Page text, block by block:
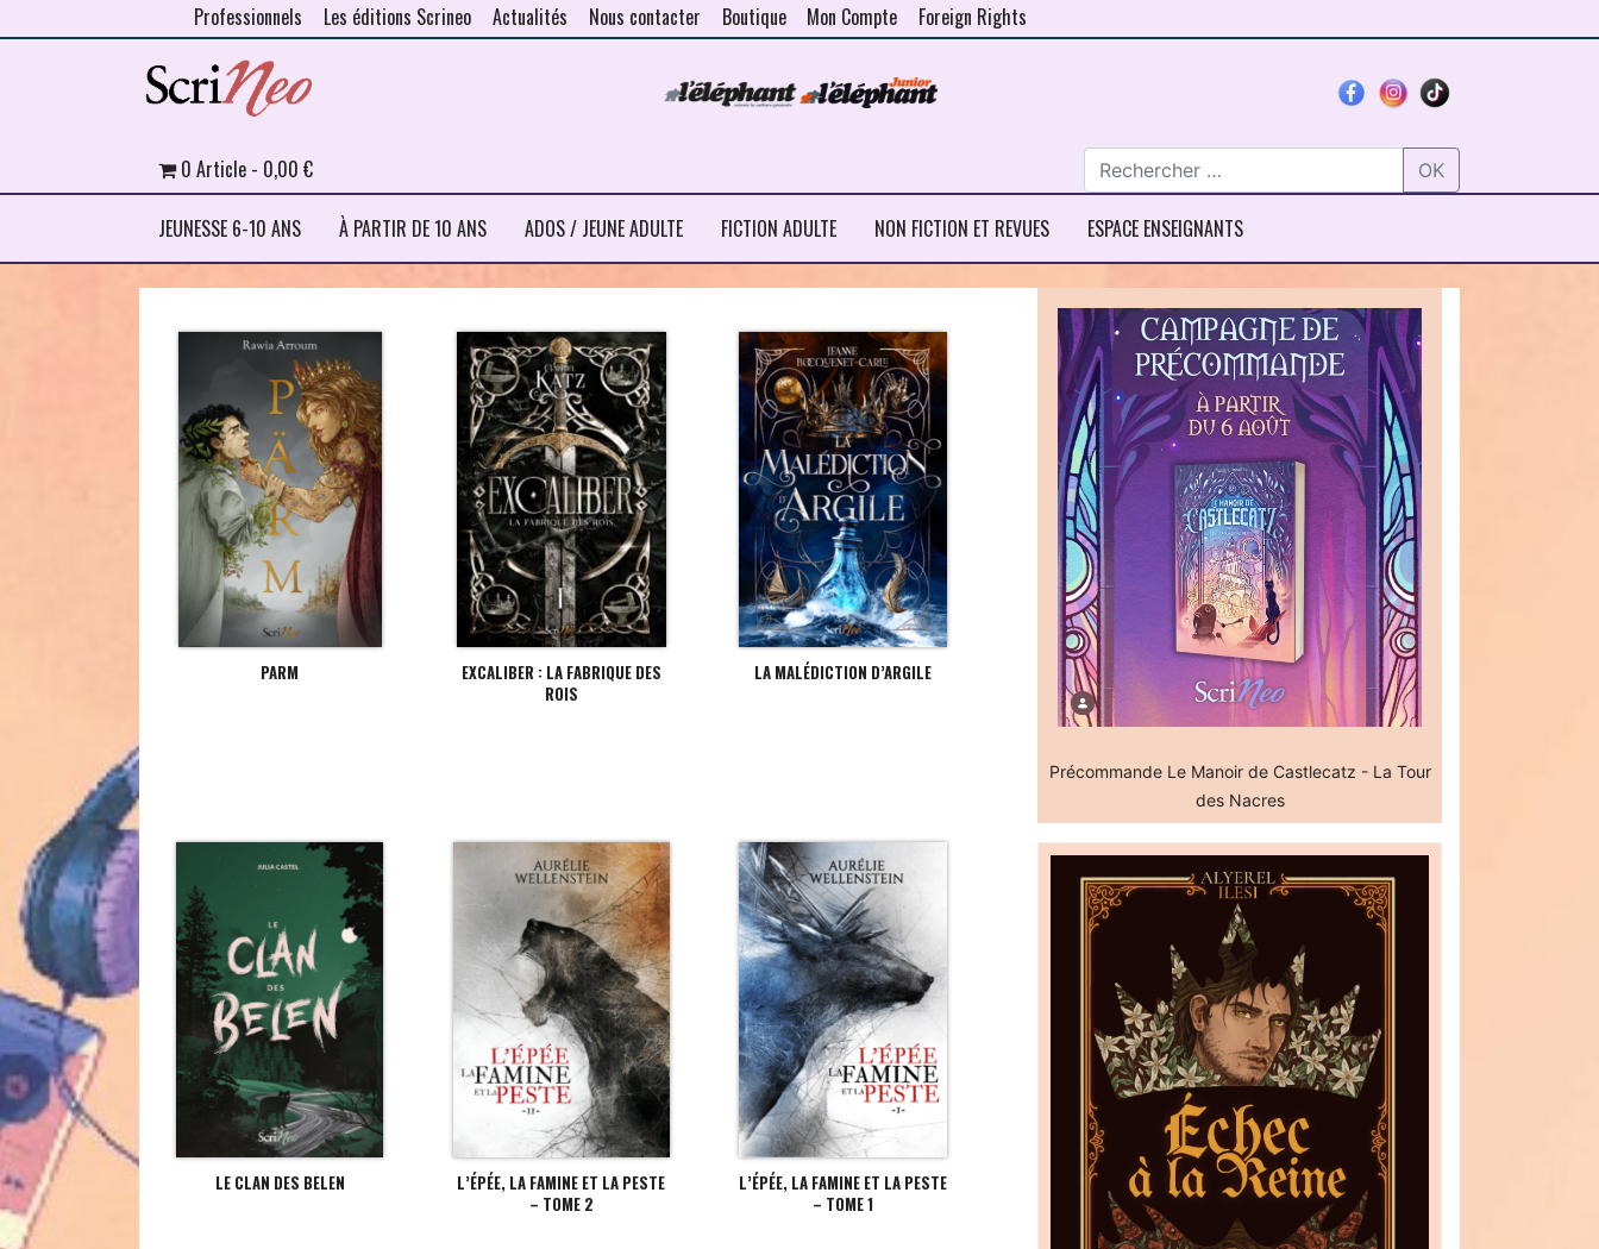
Professionnels Les éditions Scrineo Actualités Nous contacter Boutique Mon Compte Foreign Rights
OK
JEUNESSE 6-10 ANS À PARTIR DE 10 ANS ADOS / JEUNE ADULTE FICTION ADULTE NON FICTION ET REVUES ESPACE ENSEIGNANTS
0 Article 0,00 €
PARM
EXCALIBER : LA FABRIQUE DES
ROIS
LA MALÉDICTION D’ARGILE
LE CLAN DES BELEN
L’ÉPÉE, LA FAMINE ET LA PESTE
– TOME 2
L’ÉPÉE, LA FAMINE ET LA PESTE
– TOME 1
Précommande Le Manoir de Castlecatz - La Tour
des Nacres